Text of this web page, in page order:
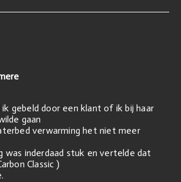
ik gebeld door een klant of ik bij haar
gaan
verwarming het niet meer
was inderdaad stuk en vertelde dat
Classic )